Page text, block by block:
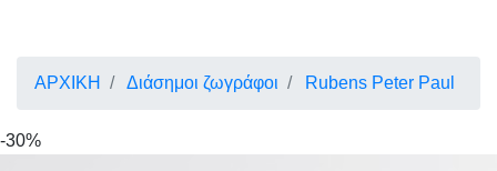
ΑΡΧΙΚΗ Διάσημοι ζωγράφοι Rubens Peter Paul
-30%